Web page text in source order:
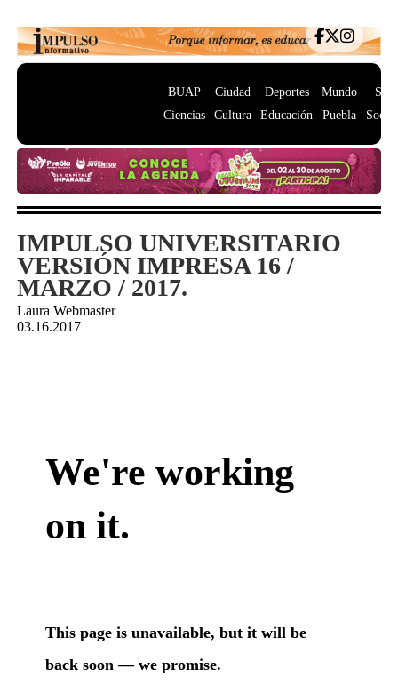
BUAP
Ciencias
Ciudad
Cultura
Deportes
Educación
Mundo
Puebla
IMPULSO UNIVERSITARIO
VERSIÓN IMPRESA 16 /
MARZO / 2017.
Laura Webmaster
03.16.2017